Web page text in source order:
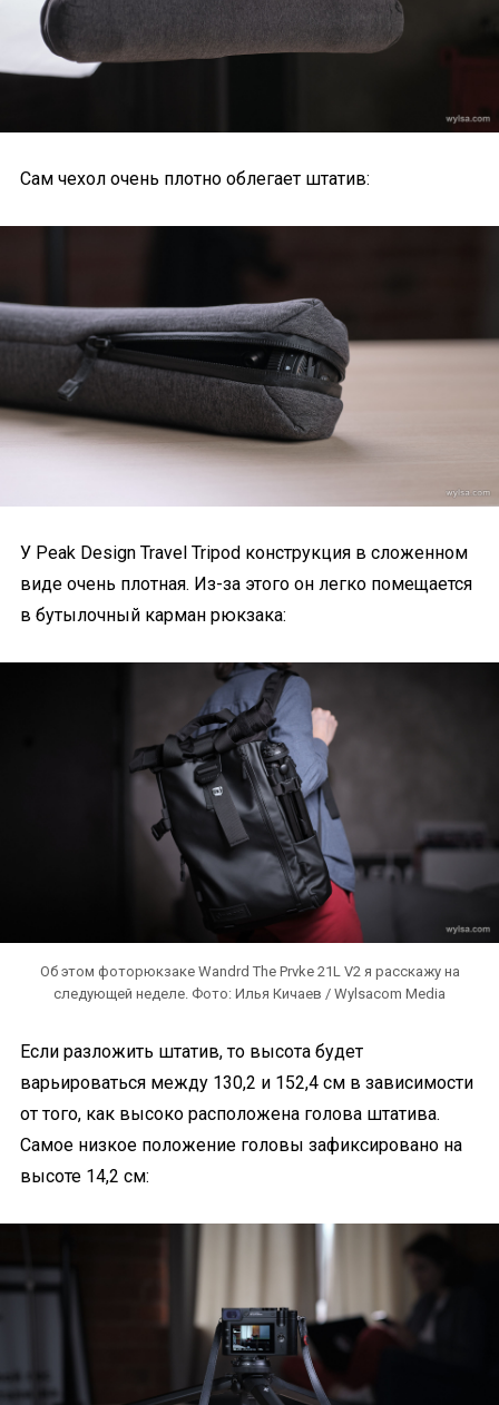
Сам чехол очень плотно облегает штатив:
У Peak Design Travel Tripod конструкция в сложенном
виде очень плотная. Из-за этого он легко помещается
в бутылочный карман рюкзака:
Об этом фоторюкзаке Wandrd The Prvke 21L V2 я расскажу на
следующей неделе. Фото: Илья Кичаев / Wylsacom Media
Если разложить штатив, то высота будет
варьироваться между 130,2 и 152,4 см в зависимости
от того, как высоко расположена голова штатива.
Самое низкое положение головы зафиксировано на
высоте 14,2 см: